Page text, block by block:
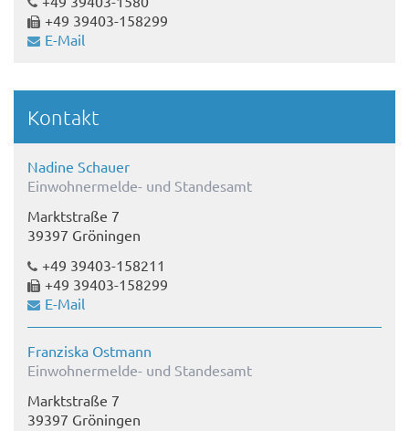
+49 39403-158299
E-Mail
Kontakt
Nadine Schauer
Einwohnermelde- und Standesamt
Marktstraße 7
39397 Gröningen
+49 39403-158211
+49 39403-158299
E-Mail
Franziska Ostmann
Einwohnermelde- und Standesamt
Marktstraße 7
39397 Gröningen